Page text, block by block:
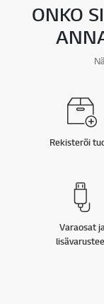
ONKO
Rekisteröi
Varaosat